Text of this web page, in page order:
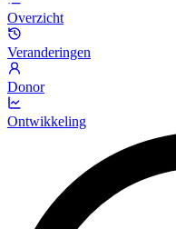
Overzicht
Veranderingen
Donor
Ontwikkeling